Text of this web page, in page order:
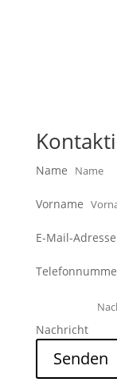
Name
Vorname
E-Mail-Adresse
Nachricht
Senden